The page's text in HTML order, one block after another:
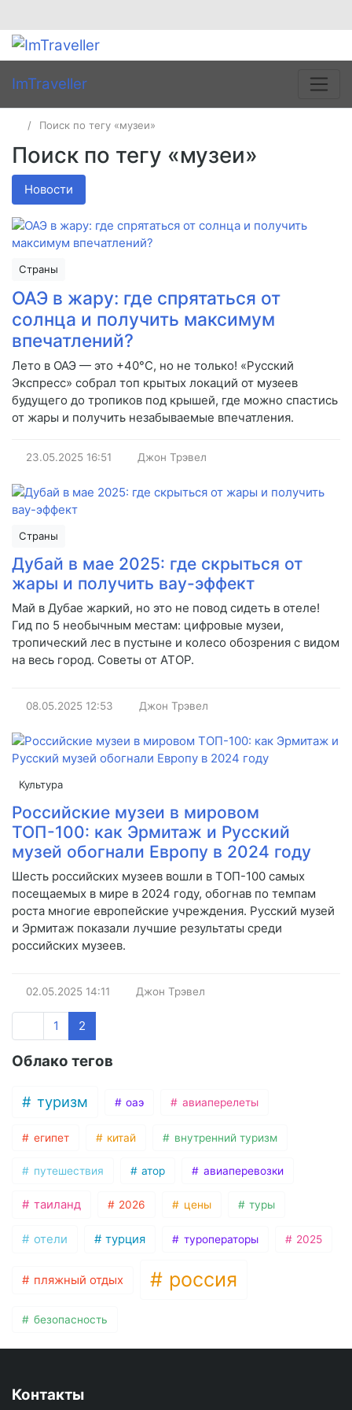
ImTraveller
Поиск по тегу «музеи»
Поиск по тегу «музеи»
Новости
Страны
ОАЭ в жару: где спрятаться от
солнца и получить максимум
впечатлений?
Лето в ОАЭ — это +40°C, но не только! «Русский
Экспресс» собрал топ крытых локаций от музеев
будущего до тропиков под крышей, где можно спастись
от жары и получить незабываемые впечатления.
23.05.2025 16:51 Джон Трэвел
Страны
Дубай в мае 2025: где скрыться от
жары и получить вау-эффект
Май в Дубае жаркий, но это не повод сидеть в отеле!
Гид по 5 необычным местам: цифровые музеи,
тропический лес в пустыне и колесо обозрения с видом
на весь город. Советы от АТОР.
08.05.2025 12:53 Джон Трэвел
Культура
Российские музеи в мировом
ТОП-100: как Эрмитаж и Русский
музей обогнали Европу в 2024 году
Шесть российских музеев вошли в ТОП-100 самых
посещаемых в мире в 2024 году, обогнав по темпам
роста многие европейские учреждения. Русский музей
и Эрмитаж показали лучшие результаты среди
российских музеев.
02.05.2025 14:11 Джон Трэвел
1 2
Облако тегов
туризм оаэ авиаперелеты
египет китай внутренний туризм
путешествия атор авиаперевозки
таиланд 2026 цены туры
отели турция туроператоры 2025
пляжный отдых россия
безопасность
Контакты